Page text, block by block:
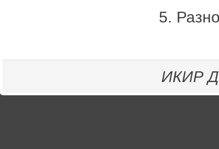
5.
ИКИР